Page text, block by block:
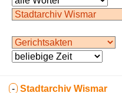
- Stadtarchiv Wismar